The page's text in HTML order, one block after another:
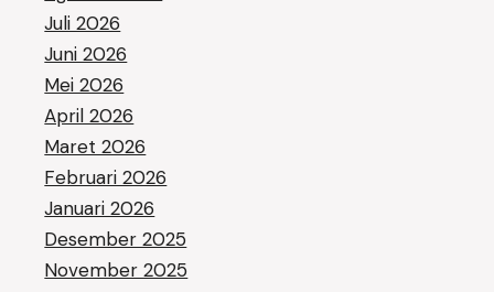
Juli 2026
Juni 2026
Mei 2026
April 2026
Maret 2026
Februari 2026
Januari 2026
Desember 2025
November 2025